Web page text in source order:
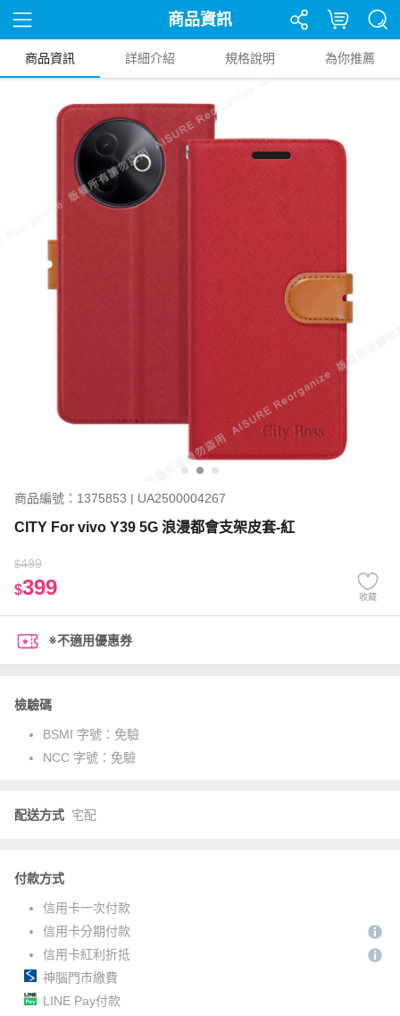
商品資訊
商品資訊 詳細介紹 規格說明 為你推薦
商品編號：1375853 | UA2500004267
CITY For vivo Y39 5G 浪漫都會支架皮套-紅
$499
$399 收藏
※不適用優惠券
檢驗碼
BSMI 字號： 免驗
NCC 字號： 免驗
配送方式 宅配
付款方式
信用卡一次付款
信用卡分期付款
信用卡紅利折抵
神腦門市繳費
LINE Pay付款